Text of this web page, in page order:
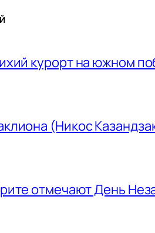
курорт на южном
(Никос
отмечают День